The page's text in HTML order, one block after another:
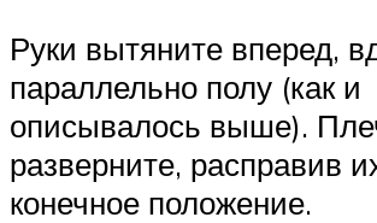
Руки вытяните вперед,
параллельно полу (как и
описывалось выше).
разверните, расправив
конечное положение.